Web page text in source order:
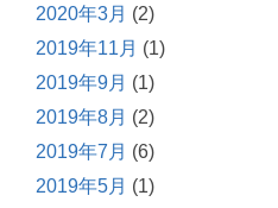
2020年3月 (2)
2019年11月 (1)
2019年9月 (1)
2019年8月 (2)
2019年7月 (6)
2019年5月 (1)